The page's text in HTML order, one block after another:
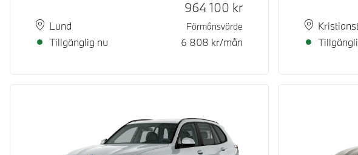
PlatsLund
Leveranstid
Tillgänglig nu
964 100 kr
Förmånsvärde
6 808 kr/mån
Plats
Leveranstid